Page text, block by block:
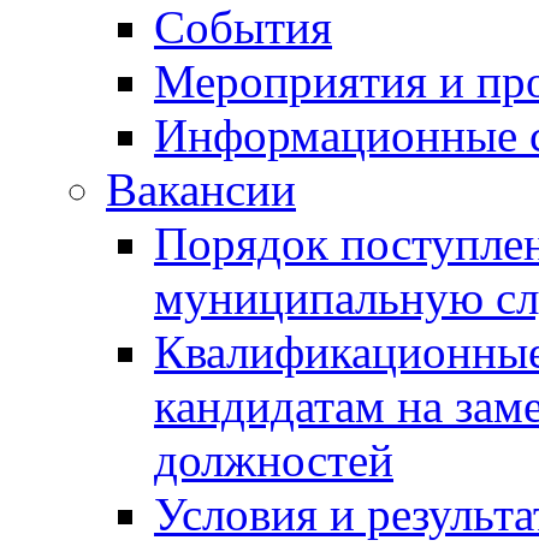
События
Мероприятия и
Информационные
Вакансии
Порядок
муниципальную
кандидатам на
должностей
Условия и